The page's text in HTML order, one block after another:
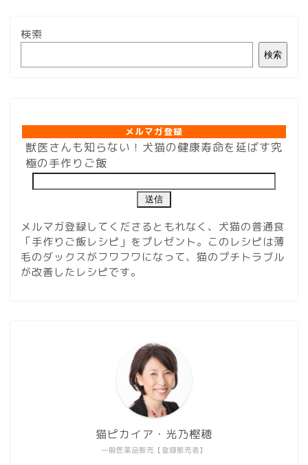
検索
検索
メルマガ登録
獣医さんも知らない！犬猫の健康寿命を延ばす究
極の手作りご飯
メルマガ登録してくださるともれなく、犬猫の普通食
「手作りご飯レシピ」をプレゼント。このレシピは薄
毛のダックスがフワフワになって、猫のプチトラブル
が改善したレシピです。
一般医薬品販売【登録販売者】
猫ピカイア・光乃樫穂